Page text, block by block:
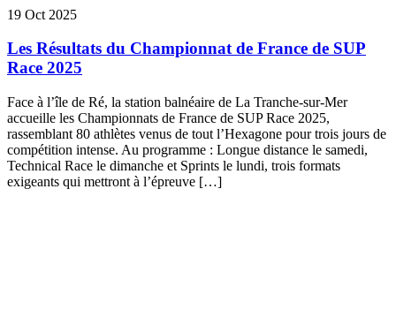
19 Oct 2025
Les Résultats du Championnat de France de SUP
Race 2025
Face à l’île de Ré, la station balnéaire de La Tranche-sur-Mer
accueille les Championnats de France de SUP Race 2025,
rassemblant 80 athlètes venus de tout l’Hexagone pour trois jours de
compétition intense. Au programme : Longue distance le samedi,
Technical Race le dimanche et Sprints le lundi, trois formats
exigeants qui mettront à l’épreuve […]